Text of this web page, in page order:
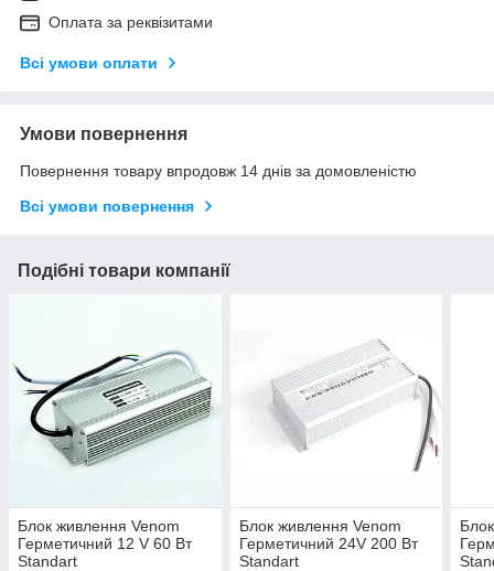
Оплата за реквізитами
Всі умови оплати
Умови повернення
Повернення товару впродовж 14 днів за домовленістю
Всі умови повернення
Подібні товари компанії
Блок живлення Venom
Герметичний 12 V 60 Вт
Standart
Блок живлення Venom
Герметичний 24V 200 Вт
Standart